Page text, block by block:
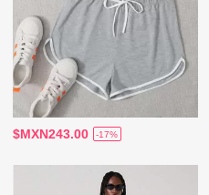
$MXN243.00 -17%